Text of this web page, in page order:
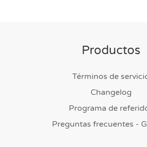
Productos
Términos de
Changelog
Programa de
Preguntas frecuentes -